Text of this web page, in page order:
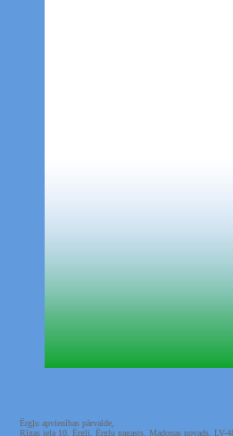
Ērgļu apvienības pārvalde,
Rīgas iela 10, Ērgļi, Ērgļu pagasts, Madonas novads, LV-